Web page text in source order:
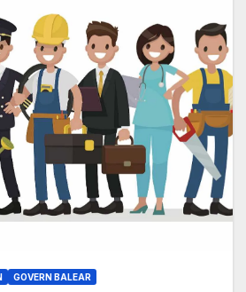
GOVERN BALEAR